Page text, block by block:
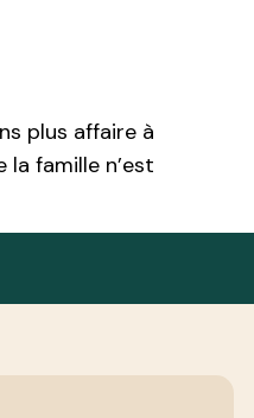
plus affaire à
la famille n’est